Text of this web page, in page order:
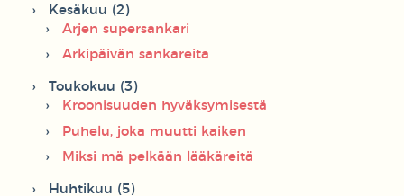
Kesäkuu (2)
Arjen supersankari
Arkipäivän sankareita
Toukokuu (3)
Kroonisuuden hyväksymisestä
Puhelu, joka muutti kaiken
Miksi mä pelkään lääkäreitä
Huhtikuu (5)